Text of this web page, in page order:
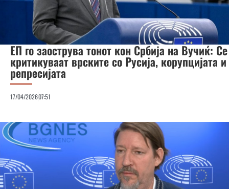
ЕП го заострува тонот кон Србија на Вучиќ: Се
критикуваат врските со Русија, корупцијата и
репресијата
17/04/202607:51